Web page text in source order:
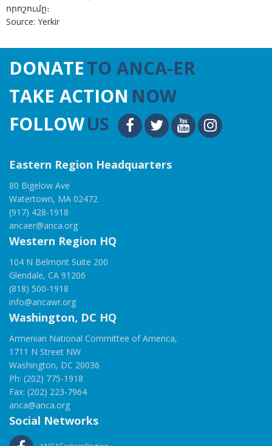
որոշումը։
Source: Yerkir
DONATETO ANCA-ER
TAKE ACTION NOW
FOLLOWUS
Eastern Region Headquarters
80 Bigelow Ave
Watertown, MA 02472
(917) 428-1918
ancaer@anca.org
Western Region HQ
104 N Belmont Suite 200
Glendale, CA 91206
(818) 500-1918
info@ancawr.org
Washington, DC HQ
Armenian National Committee of America,
1711 N Street NW
Washington, DC 20036
Ph: (202) 775-1918
Fax: (202) 223-7964
anca@anca.org
Social Networks